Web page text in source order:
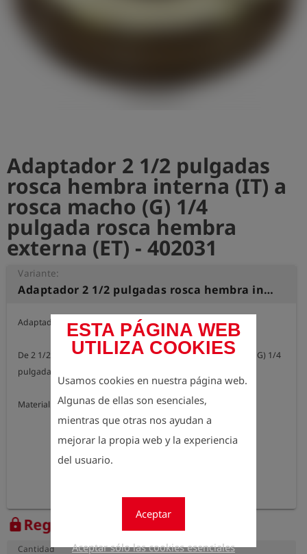
ESTA PÁGINA WEB
UTILIZA COOKIES
Usamos cookies en nuestra página web.
Algunas de ellas son esenciales,
mientras que otras nos ayudan a
mejorar la propia web y la experiencia
del usuario.
Aceptar
Aceptar sólo las cookies esenciales
Adaptador 2 1/2 pulgadas
rosca hembra interna (IT) a
rosca macho (G) 1/4
pulgada rosca hembra
externa (ET) - 402031
Variante:
Adaptador 2 1/2 pulgadas rosca hembra interna (IT) a rosca macho (G) 1/4 pulgada rosca hembra externa (ET)
Adaptador para cabezal de prueba HEINZ.
De 2 1/2 pulgadas rosca hembra interna (IT) a rosca macho (G) 1/4
pulgada rosca hembra externa (ET). Incluye junta tórica.
Material: latón
lock Regístrese para ver el precio
Cantidad